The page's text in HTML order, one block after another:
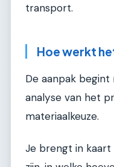
transport.
Hoe werkt
De aanpak
analyse van het
materiaalkeuze.
Je brengt in